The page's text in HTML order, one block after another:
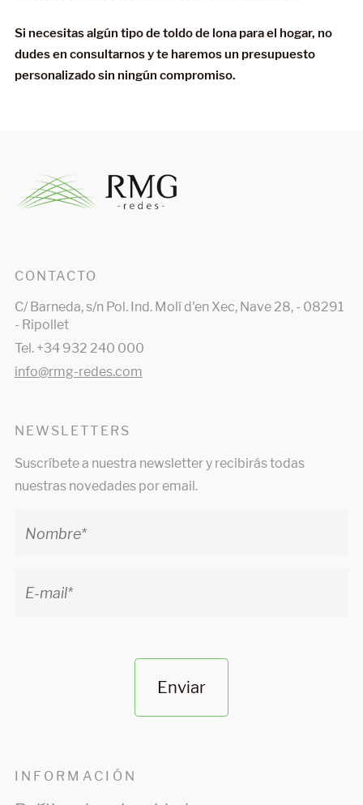
Si necesitas algún tipo de toldo de lona para el hogar, no
dudes en consultarnos y te haremos un presupuesto
personalizado sin ningún compromiso.
CONTACTO
C/ Barneda, s/n Pol. Ind. Molí d'en Xec, Nave 28, - 08291
- Ripollet
Tel. +34 932 240 000
info@rmg-redes.com
NEWSLETTERS
Suscríbete a nuestra newsletter y recibirás todas
nuestras novedades por email.
Enviar
INFORMACIÓN